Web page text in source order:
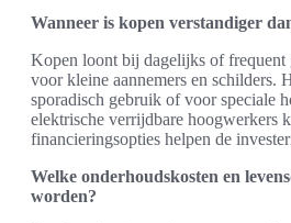
Wanneer is kopen verstandiger
Kopen loont bij dagelijks of
voor kleine aannemers en schilders.
sporadisch gebruik of voor speciale
elektrische verrijdbare hoogwerkers
financieringsopties helpen de
Welke onderhoudskosten en
worden?